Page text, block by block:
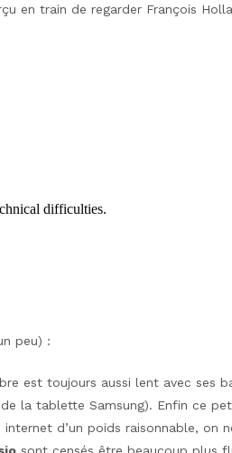
en train de regarder François
peu) :
est toujours aussi lent avec ses
de la tablette Samsung). Enfin ce
internet d’un poids raisonnable, on
sont censés être beaucoup plus